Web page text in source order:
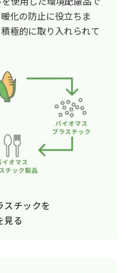
化の防止に役立ちま
極的に取り入れられて
スチックを
見る